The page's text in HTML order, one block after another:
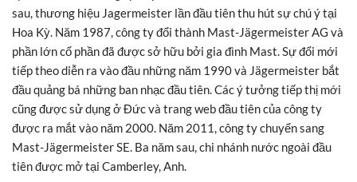
sau, thương hiệu Jagermeister lần đầu tiên thu hút sự chú ý tại
Hoa Kỳ. Năm 1987, công ty đổi thành Mast-Jägermeister AG và
phần lớn cổ phần đã được sở hữu bởi gia đình Mast. Sự đổi mới
tiếp theo diễn ra vào đầu những năm 1990 và Jägermeister bắt
đầu quảng bá những ban nhạc đầu tiên. Các ý tưởng tiếp thị mới
cũng được sử dụng ở Đức và trang web đầu tiên của công ty
được ra mắt vào năm 2000. Năm 2011, công ty chuyển sang
Mast-Jägermeister SE. Ba năm sau, chi nhánh nước ngoài đầu
tiên được mở tại Camberley, Anh.